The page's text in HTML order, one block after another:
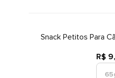
Snack Petitos Para
R$